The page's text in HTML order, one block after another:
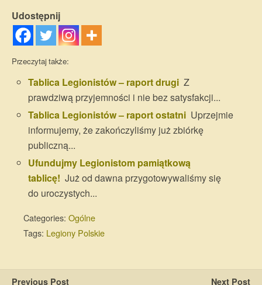
Udostępnij
Przeczytaj także:
Tablica Legionistów – raport drugi Z
prawdziwą przyjemności i nie bez satysfakcji...
Tablica Legionistów – raport ostatni Uprzejmie
informujemy, że zakończyliśmy już zbiórkę
publiczną...
Ufundujmy Legionistom pamiątkową
tablicę! Już od dawna przygotowywaliśmy się
do uroczystych...
Categories: Ogólne
Tags: Legiony Polskie
Previous Post Next Post